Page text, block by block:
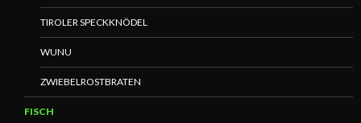
TIROLER SPECKKNÖDEL
WUNU
ZWIEBELROSTBRATEN
FISCH